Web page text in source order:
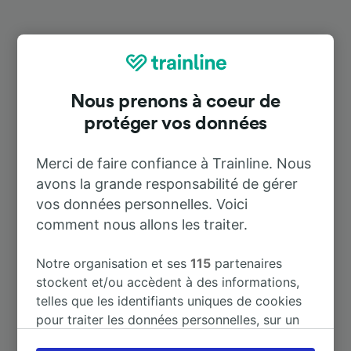
Perugia Ponte San Giovanni
À Roma Termini 2 h 8 m
À Florence 1 h 42 m
À Foligno 23 m
Nous prenons à coeur de
protéger vos données
Merci de faire confiance à Trainline. Nous
avons la grande responsabilité de gérer
vos données personnelles. Voici
comment nous allons les traiter.
Notre organisation et ses115 partenaires
stockent et/ou accèdent à des informations,
telles que les identifiants uniques de cookies
pour traiter les données personnelles, sur un